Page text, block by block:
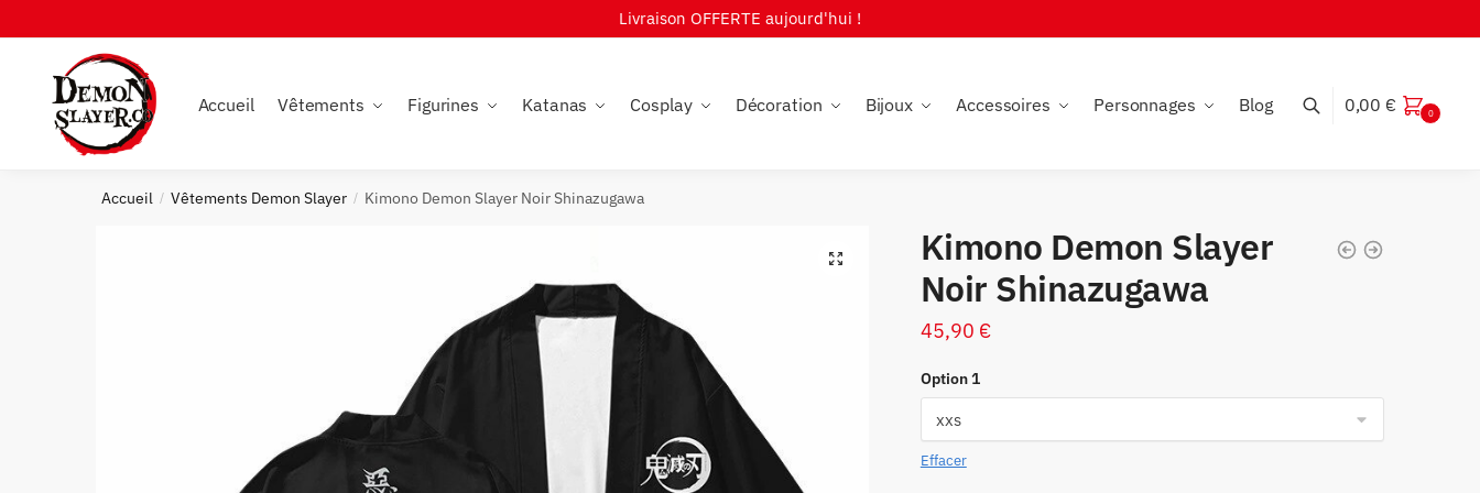
to
navigation
to
Livraison OFFERTE aujourd'hui !
Accueil Vêtements Figurines Katanas Cosplay Décoration Bijoux Accessoires Personnages Blog 0,00 € 0
Accueil / Vêtements Demon Slayer / Kimono Demon Slayer Noir Shinazugawa
🔍
Kimono Demon Slayer
Noir Shinazugawa
45,90 €
Option 1
Effacer